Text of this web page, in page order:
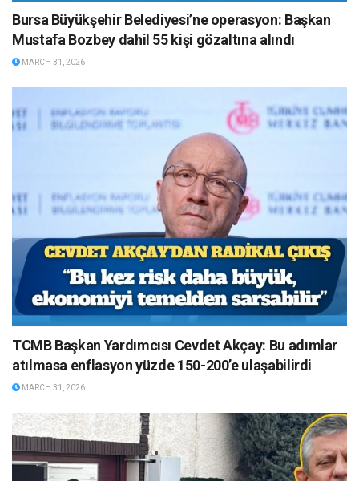
Bursa Büyükşehir Belediyesi’ne operasyon: Başkan
Mustafa Bozbey dahil 55 kişi gözaltına alındı
MARCH 31, 2026
TCMB Başkan Yardımcısı Cevdet Akçay: Bu adımlar
atılmasa enflasyon yüzde 150-200’e ulaşabilirdi
MARCH 31, 2026